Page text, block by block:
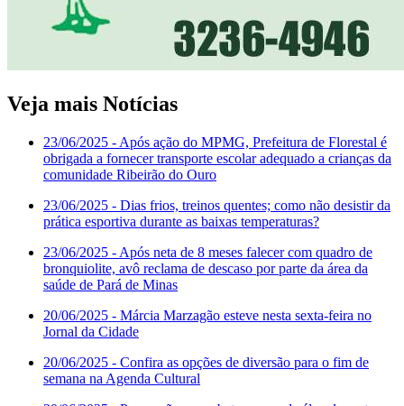
Veja mais Notícias
23/06/2025 - Após ação do MPMG, Prefeitura de Florestal é
obrigada a fornecer transporte escolar adequado a crianças da
comunidade Ribeirão do Ouro
23/06/2025 - Dias frios, treinos quentes; como não desistir da
prática esportiva durante as baixas temperaturas?
23/06/2025 - Após neta de 8 meses falecer com quadro de
bronquiolite, avô reclama de descaso por parte da área da
saúde de Pará de Minas
20/06/2025 - Márcia Marzagão esteve nesta sexta-feira no
Jornal da Cidade
20/06/2025 - Confira as opções de diversão para o fim de
semana na Agenda Cultural